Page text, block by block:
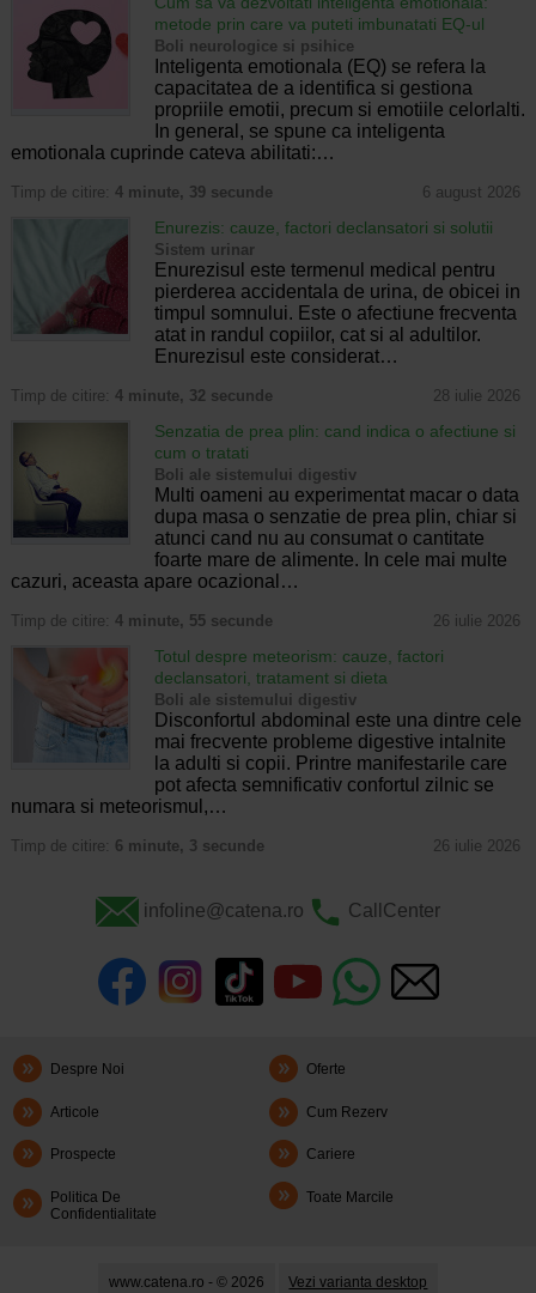
metode prin care va puteti imbunatati EQ-ul
Boli neurologice si psihice
Inteligenta emotionala (EQ) se refera la
capacitatea de a identifica si gestiona
propriile emotii, precum si emotiile celorlalti.
In general, se spune ca inteligenta
emotionala cuprinde cateva abilitati:…
Timp de citire: 4 minute, 39 secunde 6 august 2026
Enurezis: cauze, factori declansatori si solutii
Sistem urinar
Enurezisul este termenul medical pentru
pierderea accidentala de urina, de obicei in
timpul somnului. Este o afectiune frecventa
atat in randul copiilor, cat si al adultilor.
Enurezisul este considerat…
Timp de citire: 4 minute, 32 secunde 28 iulie 2026
Senzatia de prea plin: cand indica o afectiune si
cum o tratati
Boli ale sistemului digestiv
Multi oameni au experimentat macar o data
dupa masa o senzatie de prea plin, chiar si
atunci cand nu au consumat o cantitate
foarte mare de alimente. In cele mai multe
cazuri, aceasta apare ocazional…
Timp de citire: 4 minute, 55 secunde 26 iulie 2026
Totul despre meteorism: cauze, factori
declansatori, tratament si dieta
Boli ale sistemului digestiv
Disconfortul abdominal este una dintre cele
mai frecvente probleme digestive intalnite
la adulti si copii. Printre manifestarile care
pot afecta semnificativ confortul zilnic se
numara si meteorismul,…
Timp de citire: 6 minute, 3 secunde 26 iulie 2026
infoline@catena.ro CallCenter
Despre Noi Oferte
Articole Cum Rezerv
Prospecte Cariere
Politica De
Confidentialitate
Toate Marcile
www.catena.ro - © 2026 Vezi varianta desktop